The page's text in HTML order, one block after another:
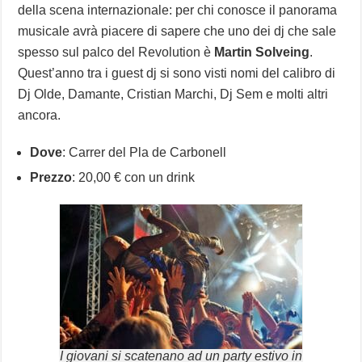
della scena internazionale: per chi conosce il panorama
musicale avrà piacere di sapere che uno dei dj che sale
spesso sul palco del Revolution è Martin Solveing.
Quest’anno tra i guest dj si sono visti nomi del calibro di
Dj Olde, Damante, Cristian Marchi, Dj Sem e molti altri
ancora.
Dove: Carrer del Pla de Carbonell
Prezzo: 20,00 € con un drink
I giovani si scatenano ad un party estivo in